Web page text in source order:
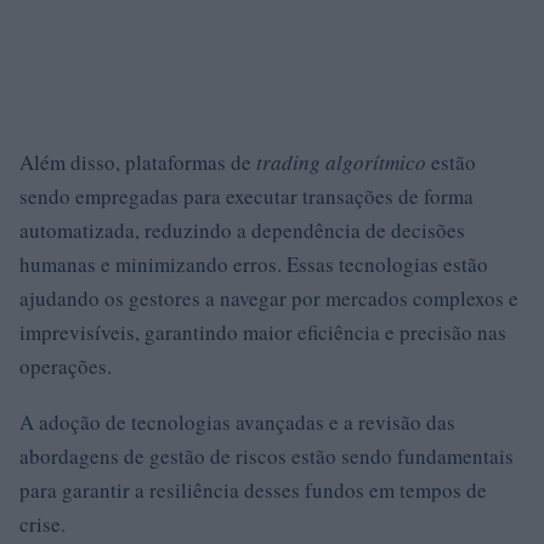
Além disso, plataformas de trading algorítmico estão
sendo empregadas para executar transações de forma
automatizada, reduzindo a dependência de decisões
humanas e minimizando erros. Essas tecnologias estão
ajudando os gestores a navegar por mercados complexos e
imprevisíveis, garantindo maior eficiência e precisão nas
operações.
A adoção de tecnologias avançadas e a revisão das
abordagens de gestão de riscos estão sendo fundamentais
para garantir a resiliência desses fundos em tempos de
crise.